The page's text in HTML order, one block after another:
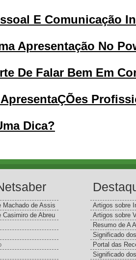
E Comunicação
Apresentação No
De Falar Bem Em
Dica?
Machado de Assis
Casimiro de Abreu
Artigos sobre
Artigos sobre
Resumo de A
Significado
Portal das
Significado